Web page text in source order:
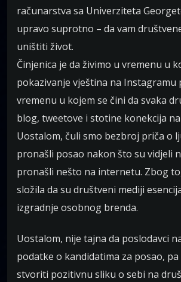
računarstva sa Univerziteta
upravo suprotno – da vam
uništiti život.
Činjenica je da živimo u vremenu u
pokazivanje vještina na Instagramu
vremenu u kojem se čini da svaka
blog, tweetove i stotine konekcija
Uostalom, čuli smo bezbroj priča o
pronašli posao nakon što su vidjeli
pronašli nešto na internetu. Zbog
složila da su društveni mediji
izgradnje osobnog brenda.
Uostalom, nije tajna da poslodavci
podatke o kandidatima za posao,
stvoriti pozitivnu sliku o sebi na